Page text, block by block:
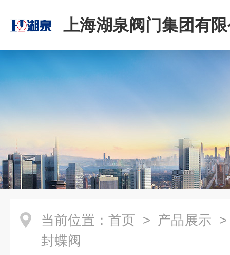
上海湖泉阀门集团有
当前位置： 首页 > 产品展示
封蝶阀